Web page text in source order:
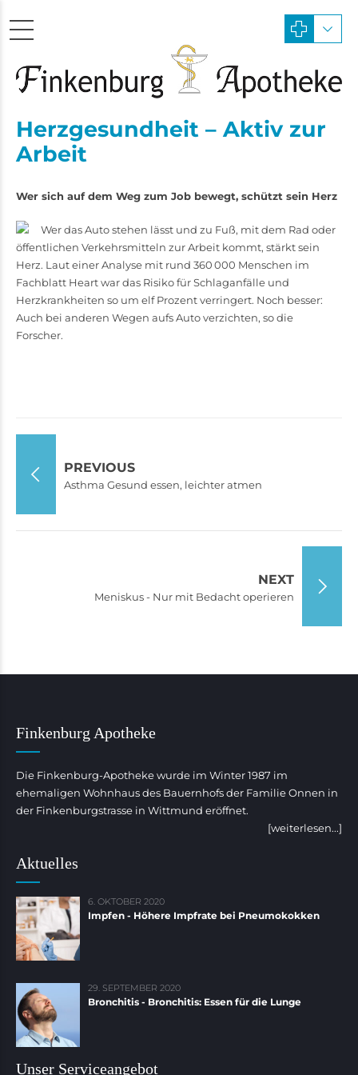
Herzgesundheit – Aktiv zur
Arbeit
Wer sich auf dem Weg zum Job bewegt, schützt sein Herz
Wer das Auto stehen lässt und zu Fuß, mit dem Rad oder
öffentlichen Verkehrsmitteln zur Arbeit kommt, stärkt sein
Herz. Laut einer Analyse mit rund 360 000 Menschen im
Fachblatt Heart war das Risiko für Schlaganfälle und
Herzkrankheiten so um elf Prozent verringert. Noch besser:
Auch bei anderen ­Wegen aufs Auto verzichten, so die
Forscher.
PREVIOUS
Asthma Gesund essen, leichter atmen
NEXT
Meniskus - Nur mit Bedacht operieren
Finkenburg Apotheke
Die Finkenburg-Apotheke wurde im Winter 1987 im
ehemaligen Wohnhaus des Bauernhofs der Familie Onnen in
der Finkenburgstrasse in Wittmund eröffnet.
[weiterlesen...]
Aktuelles
6. OKTOBER 2020
Impfen - Höhere Impfrate bei Pneumokokken
29. SEPTEMBER 2020
Bronchitis - Bronchitis: Essen für die Lunge
Unser Serviceangebot